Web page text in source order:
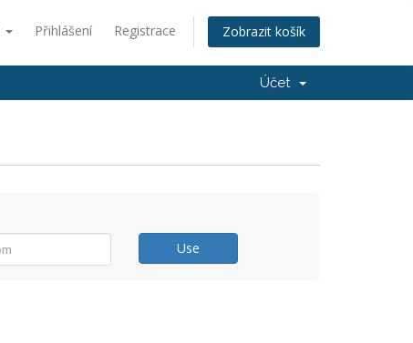
Přihlášení Registrace Zobrazit košík
Účet
Use